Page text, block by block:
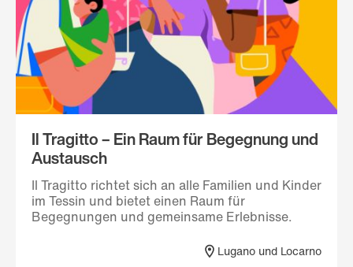
Il Tragitto – Ein Raum für Begegnung und
Austausch
Il Tragitto richtet sich an alle Familien und Kinder
im Tessin und bietet einen Raum für
Begegnungen und gemeinsame Erlebnisse.
Lugano und Locarno